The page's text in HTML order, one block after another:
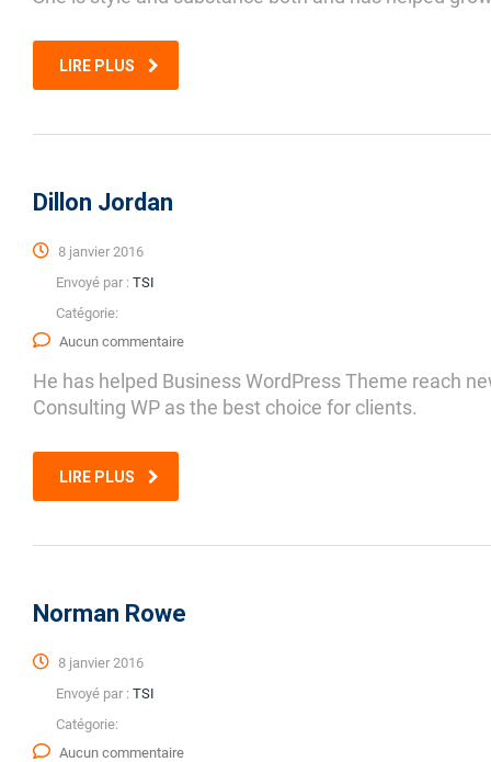
LIRE PLUS
Dillon Jordan
8 janvier 2016
Envoyé par : TSI
Catégorie:
Aucun commentaire
He has helped Business WordPress Theme reach
Consulting WP as the best choice for clients.
LIRE PLUS
Norman Rowe
8 janvier 2016
Envoyé par : TSI
Catégorie:
Aucun commentaire